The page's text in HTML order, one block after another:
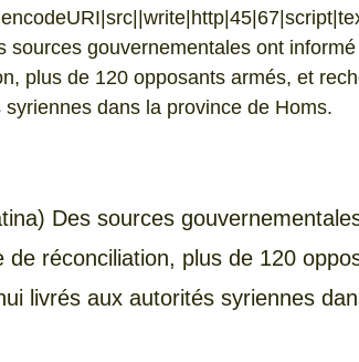
sources gouvernementales ont
plus de 120 opposants armés, et
dans la province de Homs.
Des sources
réconciliation, plus de 120
livrés aux autorités syriennes